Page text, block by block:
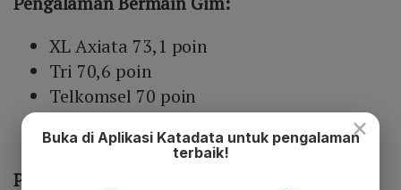
XL Axiata 73,1 poin
Tri 70,6 poin
Telkomsel 70 poin
Smartfren 67,6 poin
Pengalaman Aplikasi Audio:
×
Buka di Aplikasi Katadata untuk pengalaman
terbaik!